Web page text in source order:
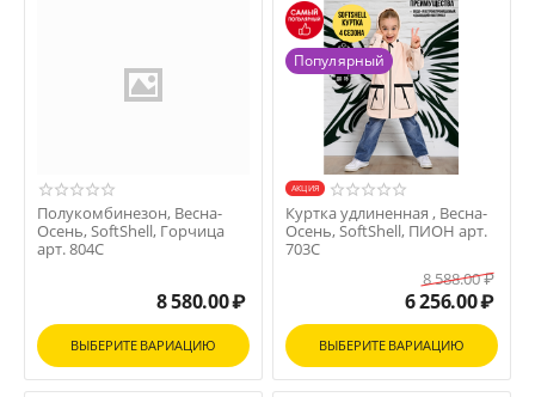
Полукомбинезон, Весна-
Осень, SoftShell, Горчица
арт. 804С
8 580.00₽
ВЫБЕРИТЕ ВАРИАЦИЮ
Популярный
AКЦИЯ
Куртка удлиненная , Весна-
Осень, SoftShell, ПИОН арт.
703С
8 588.00₽
6 256.00₽
ВЫБЕРИТЕ ВАРИАЦИЮ